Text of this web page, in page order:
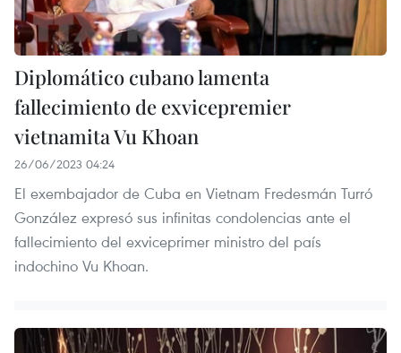
Diplomático cubano lamenta
fallecimiento de exvicepremier
vietnamita Vu Khoan
26/06/2023 04:24
El exembajador de Cuba en Vietnam Fredesmán Turró
González expresó sus infinitas condolencias ante el
fallecimiento del exviceprimer ministro del país
indochino Vu Khoan.